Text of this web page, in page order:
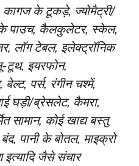
कागज के टूकड़े, ज्योमैट्री/
के पाउच, कैलकुलेटर, स्केल,
लॉग टेबल, इलेक्ट्रॉनिक
टूथ, इयरफोन,
पर्स, रंगीन चश्में,
घड़ी/ब्रेसलेट, कैमरा,
सामान, कोई खाद्य बस्तु
पानी के बोतल, माइक्रो
जैसे संचार